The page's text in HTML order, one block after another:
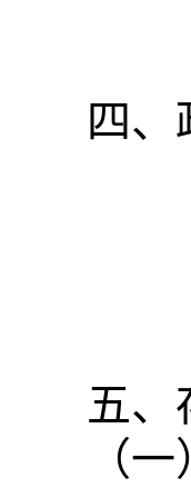
四
五、
（